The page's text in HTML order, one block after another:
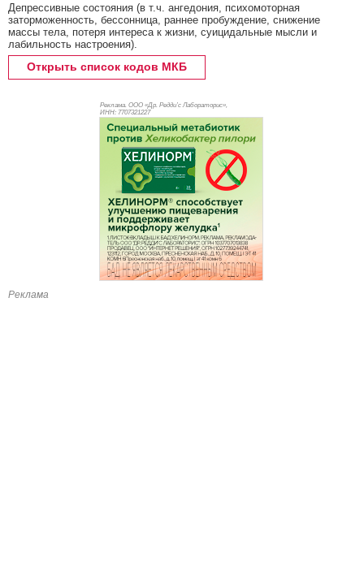
Депрессивные состояния (в т.ч. ангедония, психомоторная
заторможенность, бессонница, раннее пробуждение, снижение
массы тела, потеря интереса к жизни, суицидальные мысли и
лабильность настроения).
Открыть список кодов МКБ
Реклама. ООО «Др. Редди’с Лабораторис»,
ИНН: 7707321227
Реклама